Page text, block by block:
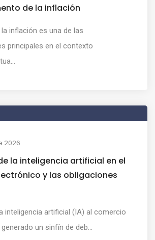
de la inflación
inflación es una de las
principales en el contexto
2026
la inteligencia artificial en el
y las obligaciones
inteligencia artificial (IA) al comercio
un sinfín de deb...